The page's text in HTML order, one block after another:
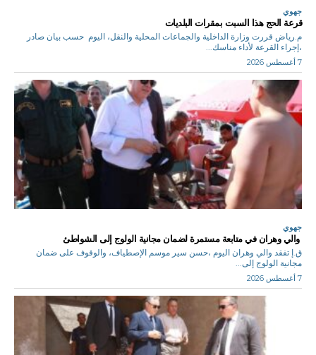
جهوي
قرعة الحج هذا السبت بمقرات البلديات
م.رياض قررت وزارة الداخلية والجماعات المحلية والنقل، اليوم حسب بيان صادر
،إجراء القرعة لأداء مناسك...
7 أغسطس 2026
جهوي
والي وهران في متابعة مستمرة لضمان مجانية الولوج إلى الشواطئ
ق.إ تفقد والي وهران اليوم ،حسن سير موسم الإصطياف، والوقوف على ضمان
مجانية الولوج إلى...
7 أغسطس 2026